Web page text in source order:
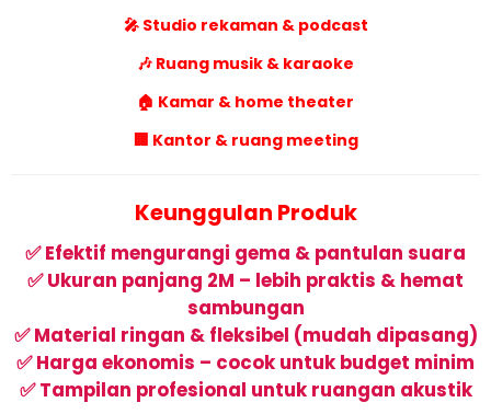
🎤 Studio rekaman & podcast
🎶 Ruang musik & karaoke
🏠 Kamar & home theater
🏢 Kantor & ruang meeting
Keunggulan Produk
✅ Efektif mengurangi gema & pantulan suara
✅ Ukuran panjang 2M – lebih praktis & hemat
sambungan
✅ Material ringan & fleksibel (mudah dipasang)
✅ Harga ekonomis – cocok untuk budget minim
✅ Tampilan profesional untuk ruangan akustik